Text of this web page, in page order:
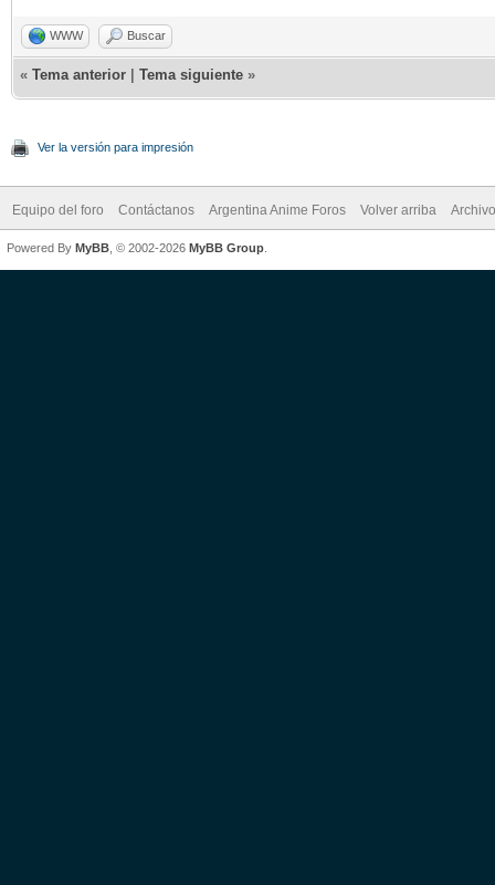
WWW Buscar
« Tema anterior Tema siguiente »
Ver la versión para impresión
Equipo del foro Contáctanos Argentina Anime Foros Volver arriba
Powered By MyBB , © 2002-2026 MyBB Group